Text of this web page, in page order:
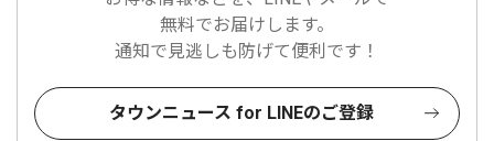
無料でお届けします。
通知で見逃しも防げて便利です！
タウンニュース for LINEのご登録